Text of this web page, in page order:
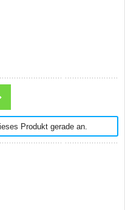
Produkt gerade an.